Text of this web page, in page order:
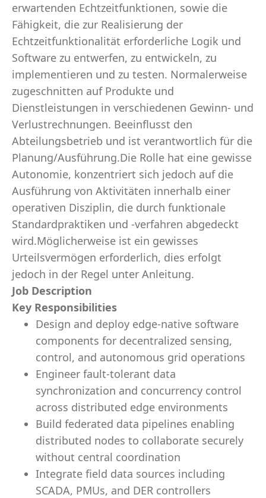
erwartenden Echtzeitfunktionen, sowie die
Fähigkeit, die zur Realisierung der
Echtzeitfunktionalität erforderliche Logik und
Software zu entwerfen, zu entwickeln, zu
implementieren und zu testen. Normalerweise
zugeschnitten auf Produkte und
Dienstleistungen in verschiedenen Gewinn- und
Verlustrechnungen. Beeinflusst den
Abteilungsbetrieb und ist verantwortlich für die
Planung/Ausführung.Die Rolle hat eine gewisse
Autonomie, konzentriert sich jedoch auf die
Ausführung von Aktivitäten innerhalb einer
operativen Disziplin, die durch funktionale
Standardpraktiken und -verfahren abgedeckt
wird.Möglicherweise ist ein gewisses
Urteilsvermögen erforderlich, dies erfolgt
jedoch in der Regel unter Anleitung.
Job Description
Key Responsibilities
Design and deploy edge-native software
components for decentralized sensing,
control, and autonomous grid operations
Engineer fault-tolerant data
synchronization and concurrency control
across distributed edge environments
Build federated data pipelines enabling
distributed nodes to collaborate securely
without central coordination
Integrate field data sources including
SCADA, PMUs, and DER controllers